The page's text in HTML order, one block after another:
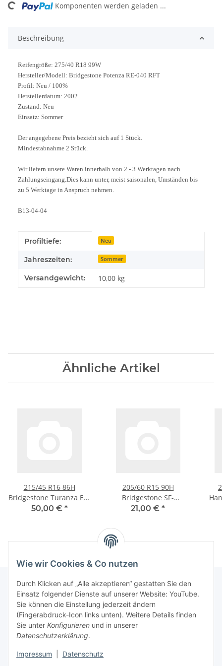
Wie wir Cookies & Co nutzen
Durch Klicken auf „Alle akzeptieren“ gestatten Sie den
Einsatz folgender Dienste auf unserer Website: YouTube.
Sie können die Einstellung jederzeit ändern
(Fingerabdruck-Icon links unten). Weitere Details finden
Sie unter Konfigurieren und in unserer
Datenschutzerklärung.
Impressum Datenschutz
Komponenten werden geladen ...
Beschreibung
Reifengröße: 275/40 R18 99W
Hersteller/Modell: Bridgestone Potenza RE-040 RFT
Profil: Neu / 100%
Herstellerdatum: 2002
Zustand: Neu
Einsatz: Sommer
Der angegebene Preis bezieht sich auf 1 Stück.
Mindestabnahme 2 Stück.
Wir liefern unsere Waren innerhalb von 2 - 3 Werktagen nach
Zahlungseingang.Dies kann unter, meist saisonalen, Umständen bis
zu 5 Werktage in Anspruch nehmen.
B13-04-04
Produkteigenschaft
Wert
Profiltiefe: Neu
Jahreszeiten: Sommer
Versandgewicht: 10,00 kg
Ähnliche Artikel
215/45 R16 86H
Bridgestone Turanza ER-
300 Sommerreifen
50,00 € *
205/60 R15 90H
Bridgestone SF-
350+Michelin MXV
21,00 € *
Informationen
Gesetzliche Informationen